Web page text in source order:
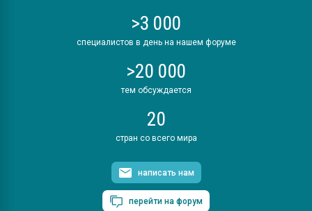
>3 000
специалистов в день на нашем форуме
>20 000
тем обсуждается
20
стран со всего мира
написать нам
перейти на форум